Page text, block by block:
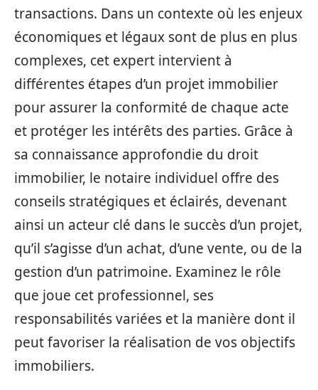
transactions. Dans un contexte où les enjeux
économiques et légaux sont de plus en plus
complexes, cet expert intervient à
différentes étapes d’un projet immobilier
pour assurer la conformité de chaque acte
et protéger les intérêts des parties. Grâce à
sa connaissance approfondie du droit
immobilier, le notaire individuel offre des
conseils stratégiques et éclairés, devenant
ainsi un acteur clé dans le succès d’un projet,
qu’il s’agisse d’un achat, d’une vente, ou de la
gestion d’un patrimoine. Examinez le rôle
que joue cet professionnel, ses
responsabilités variées et la manière dont il
peut favoriser la réalisation de vos objectifs
immobiliers.